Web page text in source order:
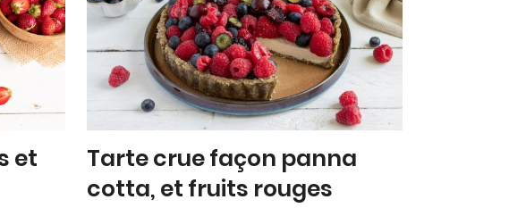
et
Tarte crue façon panna
cotta, et fruits rouges